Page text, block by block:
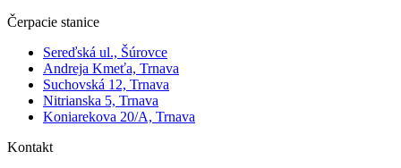
Čerpacie stanice
Sereďská ul., Šúrovce
Andreja Kmeťa, Trnava
Suchovská 12, Trnava
Nitrianska 5, Trnava
Koniarekova 20/A, Trnava
Kontakt